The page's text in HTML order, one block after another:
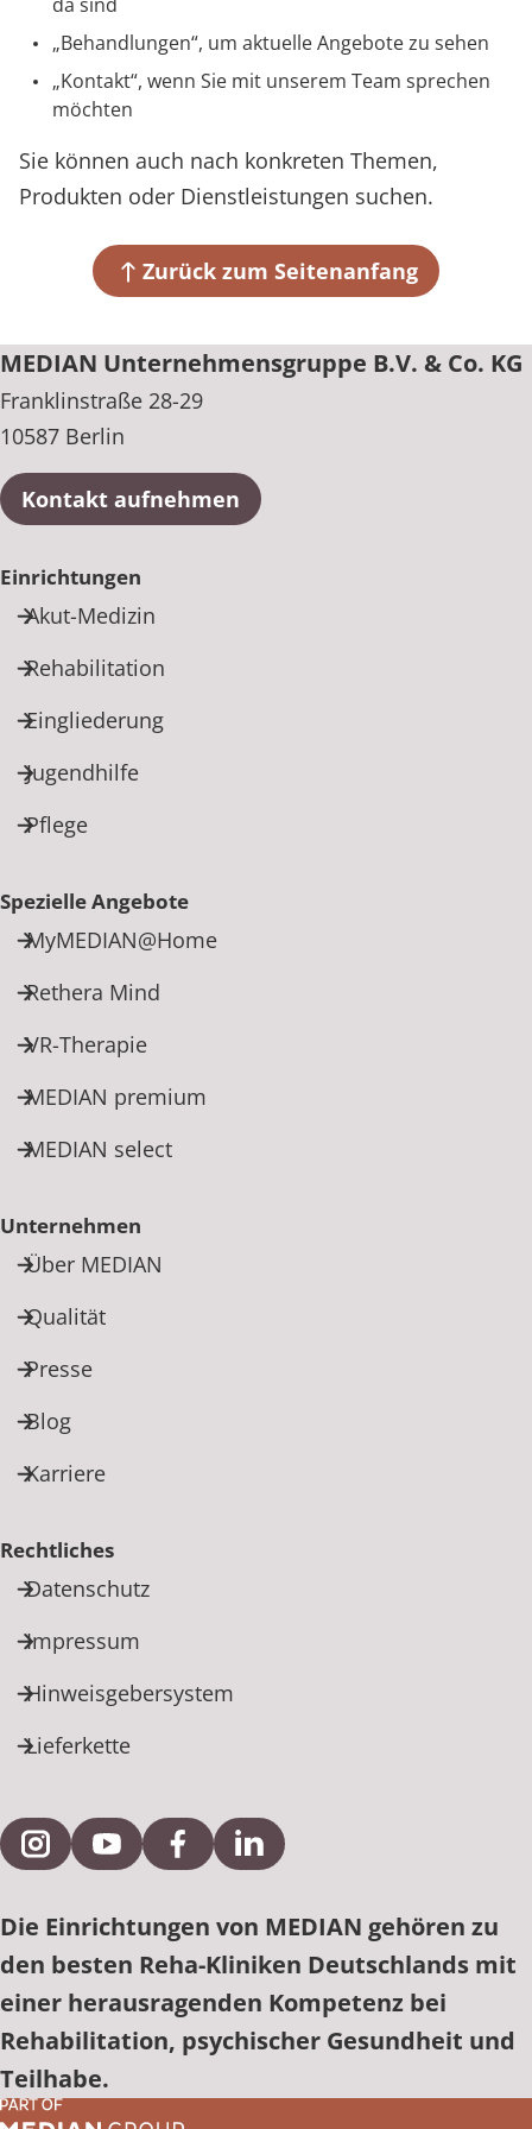
Kinder-und Jugendreha
Gastroenterologie
Geriatrie
Gynäkologie
HTS & Cochlea
Long Covid
Pneumologie
Rheumatologie
Prävention
Nachsorge
Energiepolitik
Publikationsdatenbank
Kosten & Kostenträger
Zuzahlung & Befreiung
Reha Checkliste
Über MEDIAN
Kooperationen
Presse
Blog
Karriere
Behandlungen , um aktuelle Angebote zu sehen
Kontakt , wenn Sie mit unserem Team sprechen
möchten
Sie können auch nach konkreten Themen,
Produkten oder Dienstleistungen suchen.
Zurück zum Seitenanfang
MEDIAN Unternehmensgruppe B.V. & Co. KG
Franklinstraße 28-29
10587 Berlin
Kontakt aufnehmen
Einrichtungen
Akut-Medizin
Rehabilitation
Eingliederung
Jugendhilfe
Pflege
Spezielle Angebote
MyMEDIAN@Home
Rethera Mind
VR-Therapie
MEDIAN premium
MEDIAN select
Unternehmen
Über MEDIAN
Qualität
Presse
Blog
Karriere
Rechtliches
Datenschutz
Impressum
Hinweisgebersystem
Lieferkette
Externe Verlinkung zu Instagram
Externe Verlinkung zu YouTube
Externe Verlinkung zu Facebook
Externe Verlinkung zu
Die Einrichtungen von MEDIAN gehören zu
den besten Reha-Kliniken Deutschlands mit
einer herausragenden Kompetenz bei
Rehabilitation, psychischer Gesundheit und
Teilhabe.